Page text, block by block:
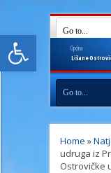
Open toolbar
Lišane
Općina
Home »
udruga iz
Ostrovičke